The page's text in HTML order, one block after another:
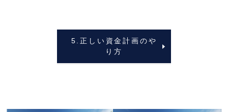
5.正しい資金計画のや
り方